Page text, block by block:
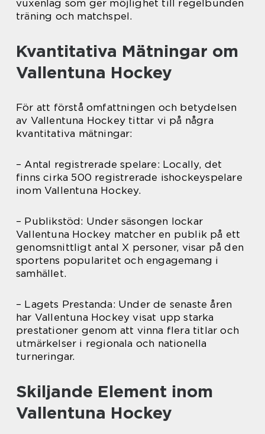
vuxenlag som ger möjlighet till regelbunden
träning och matchspel.
Kvantitativa Mätningar om
Vallentuna Hockey
För att förstå omfattningen och betydelsen
av Vallentuna Hockey tittar vi på några
kvantitativa mätningar:
– Antal registrerade spelare: Locally, det
finns cirka 500 registrerade ishockeyspelare
inom Vallentuna Hockey.
– Publikstöd: Under säsongen lockar
Vallentuna Hockey matcher en publik på ett
genomsnittligt antal X personer, visar på den
sportens popularitet och engagemang i
samhället.
– Lagets Prestanda: Under de senaste åren
har Vallentuna Hockey visat upp starka
prestationer genom att vinna flera titlar och
utmärkelser i regionala och nationella
turneringar.
Skiljande Element inom
Vallentuna Hockey